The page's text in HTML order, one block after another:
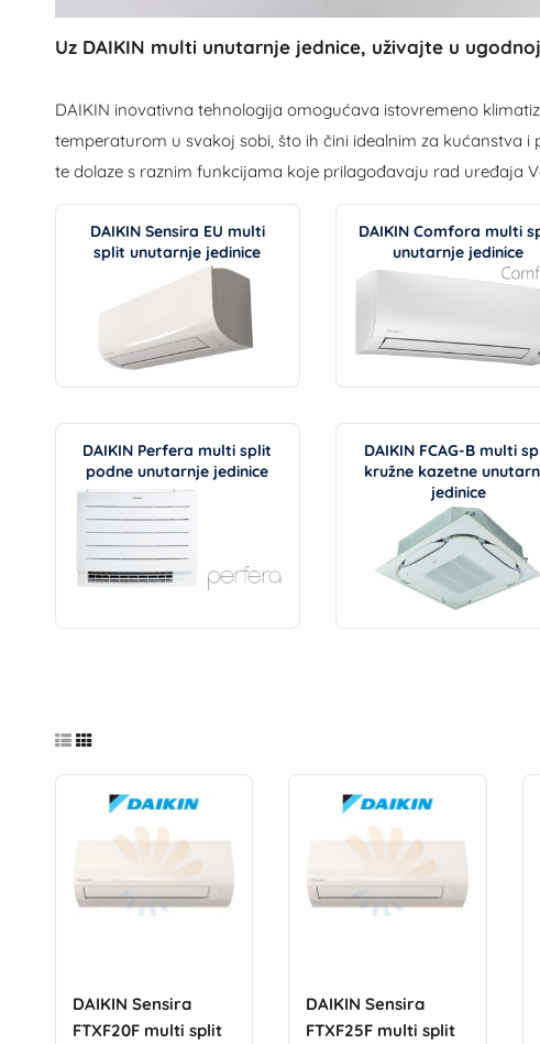
Uz DAIKIN multi unutarnje jednice, uživajte u
DAIKIN inovativna tehnologija omogućava istovremeno
temperaturom u svakoj sobi, što ih čini idealnim za kućanstva
te dolaze s raznim funkcijama koje prilagođavaju rad uređaja
DAIKIN Sensira EU multi
split unutarnje jedinice
DAIKIN Comfora multi
unutarnje jedinice
DAIKIN Perfera multi split
podne unutarnje jedinice
DAIKIN FCAG-B multi
kružne kazetne
jedinice
DAIKIN Sensira
FTXF20F multi split
DAIKIN Sensira
FTXF25F multi split